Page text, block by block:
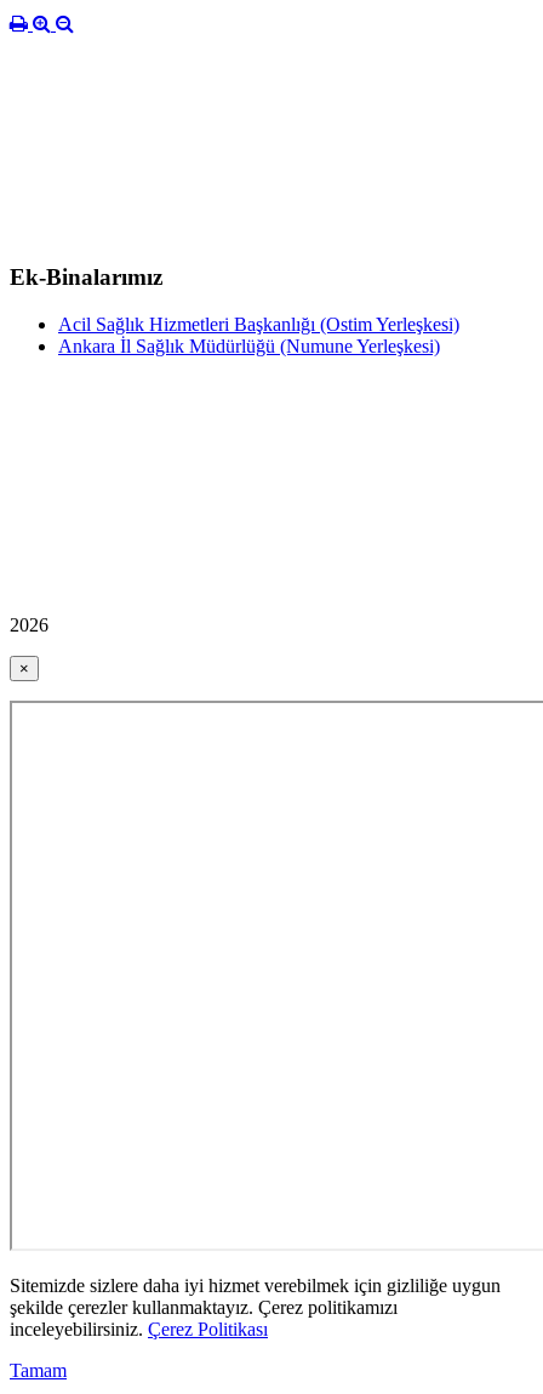
Ek-Binalarımız
Acil Sağlık Hizmetleri Başkanlığı (Ostim Yerleşkesi)
Ankara İl Sağlık Müdürlüğü (Numune Yerleşkesi)
2026
×
Sitemizde sizlere daha iyi hizmet verebilmek için gizliliğe uygun
şekilde çerezler kullanmaktayız. Çerez politikamızı
inceleyebilirsiniz. Çerez Politikası
Tamam